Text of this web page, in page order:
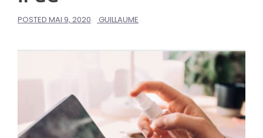
POSTED MAI 9, 2020 GUILLAUME